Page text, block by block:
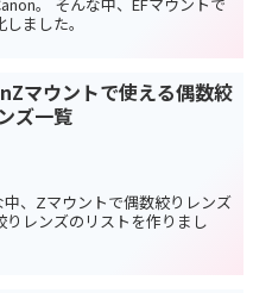
ました。
マウントで使える偶数絞
ズ一覧
、Zマウントで偶数絞りレンズ
レンズのリストを作りまし